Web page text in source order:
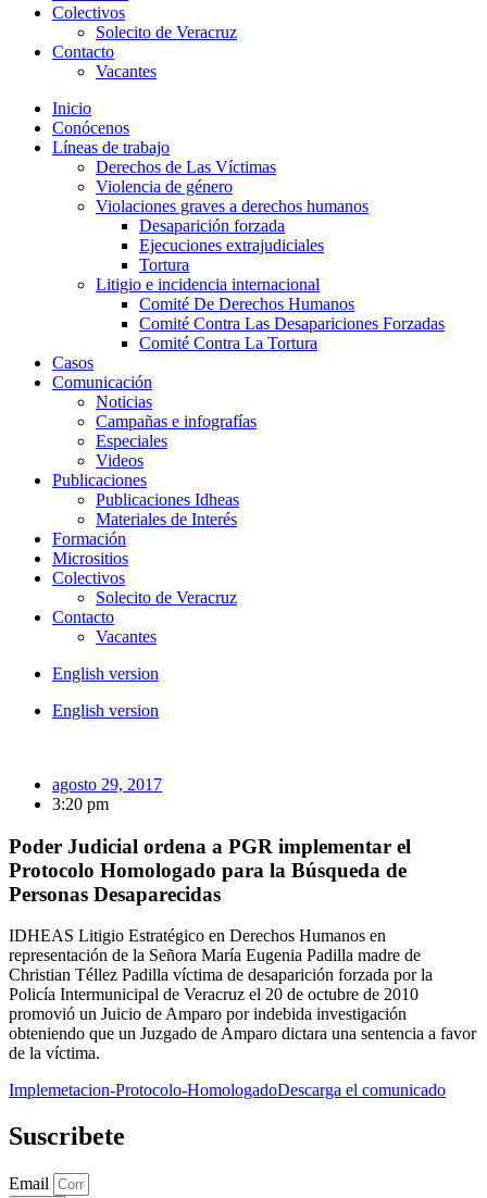
Colectivos
Solecito de Veracruz
Contacto
Vacantes
Inicio
Conócenos
Líneas de trabajo
Derechos de Las Víctimas
Violencia de género
Violaciones graves a derechos humanos
Desaparición forzada​
Ejecuciones extrajudiciales
Tortura
Litigio e incidencia internacional
Comité De Derechos Humanos​
Comité Contra Las Desapariciones Forzadas
Comité Contra La Tortura​
Casos
Comunicación
Noticias
Campañas e infografías
Especiales
Videos
Publicaciones
Publicaciones Idheas
Materiales de Interés
Formación
Micrositios
Colectivos
Solecito de Veracruz
Contacto
Vacantes
English version
English version
agosto 29, 2017
3:20 pm
Poder Judicial ordena a PGR implementar el
Protocolo Homologado para la Búsqueda de
Personas Desaparecidas
IDHEAS Litigio Estratégico en Derechos Humanos en
representación de la Señora María Eugenia Padilla madre de
Christian Téllez Padilla víctima de desaparición forzada por la
Policía Intermunicipal de Veracruz el 20 de octubre de 2010
promovió un Juicio de Amparo por indebida investigación
obteniendo que un Juzgado de Amparo dictara una sentencia a favor
de la víctima.
Implemetacion-Protocolo-HomologadoDescarga el comunicado
Suscribete
Email